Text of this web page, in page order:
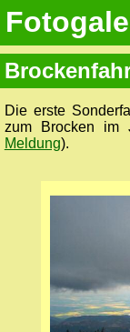
Die erste
zum Brocken
Meldung).